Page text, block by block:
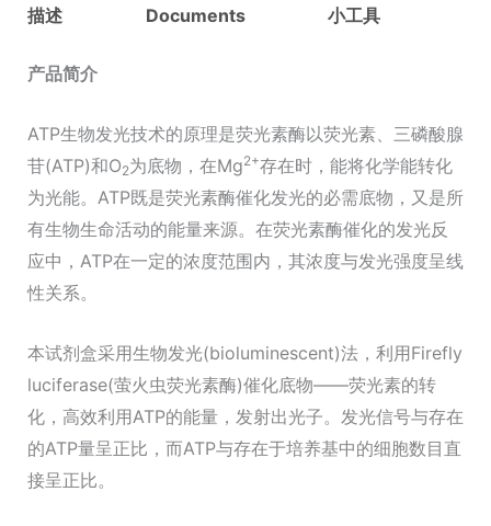
活
检
试
剂
盒
数
量
描述 Documents 小工具
产品简介
ATP生物发光技术的原理是荧光素酶以荧光素、三磷酸腺
苷(ATP)和O2为底物，在Mg2+存在时，能将化学能转化
为光能。ATP既是荧光素酶催化发光的必需底物，又是所
有生物生命活动的能量来源。在荧光素酶催化的发光反
应中，ATP在一定的浓度范围内，其浓度与发光强度呈线
性关系。
本试剂盒采用生物发光(bioluminescent)法，利用Firefly
luciferase(萤火虫荧光素酶)催化底物——荧光素的转
化，高效利用ATP的能量，发射出光子。发光信号与存在
的ATP量呈正比，而ATP与存在于培养基中的细胞数目直
接呈正比。